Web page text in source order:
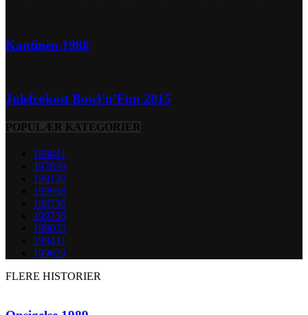
Kantinen 1988
Julefrokost Bowl’n’Fun 2015
POPULÆR KATEGORIER
198841
197839
199139
199938
198736
199736
199035
199431
199629
FLERE HISTORIER